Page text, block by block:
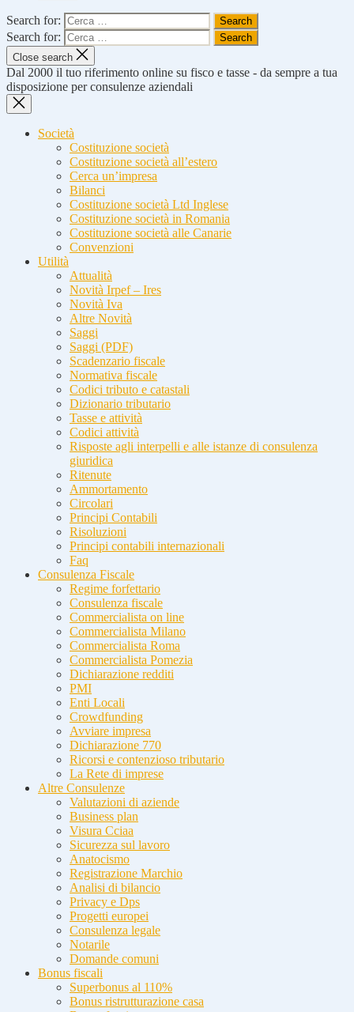
Search for:
Search for:
Close search
Dal 2000 il tuo riferimento online su fisco e tasse - da sempre a tua
disposizione per consulenze aziendali
Società
Costituzione società
Costituzione società all’estero
Cerca un’impresa
Bilanci
Costituzione società Ltd Inglese
Costituzione società in Romania
Costituzione società alle Canarie
Convenzioni
Utilità
Attualità
Novità Irpef – Ires
Novità Iva
Altre Novità
Saggi
Saggi (PDF)
Scadenzario fiscale
Normativa fiscale
Codici tributo e catastali
Dizionario tributario
Tasse e attività
Codici attività
Risposte agli interpelli e alle istanze di consulenza
giuridica
Ritenute
Ammortamento
Circolari
Principi Contabili
Risoluzioni
Principi contabili internazionali
Faq
Consulenza Fiscale
Regime forfettario
Consulenza fiscale
Commercialista on line
Commercialista Milano
Commercialista Roma
Commercialista Pomezia
Dichiarazione redditi
PMI
Enti Locali
Crowdfunding
Avviare impresa
Dichiarazione 770
Ricorsi e contenzioso tributario
La Rete di imprese
Altre Consulenze
Valutazioni di aziende
Business plan
Visura Cciaa
Sicurezza sul lavoro
Anatocismo
Registrazione Marchio
Analisi di bilancio
Privacy e Dps
Progetti europei
Consulenza legale
Notarile
Domande comuni
Bonus fiscali
Superbonus al 110%
Bonus ristrutturazione casa